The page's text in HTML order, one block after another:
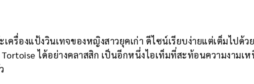
ครื่องแป้งวินเทจของหญิงสาวยุคเก่า ดีไซน์เรียบง่ายแต่เต็มไปด้ว
ได้อย่างคลาสสิก เป็นอีกหนึ่งไอเท็มที่สะท้อนความงามเ